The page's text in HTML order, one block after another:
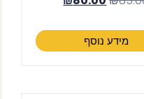
מידע נוסף